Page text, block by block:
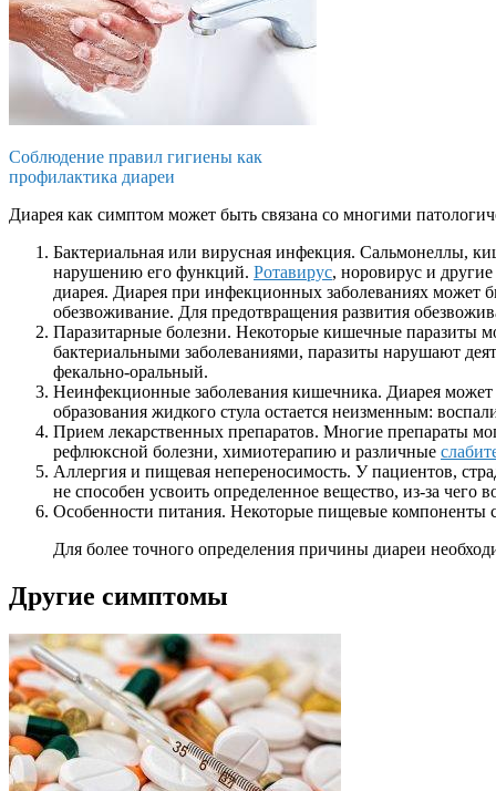
Соблюдение правил гигиены как
профилактика диареи
Диарея как симптом может быть связана со многими
Бактериальная или вирусная инфекция. Сальмонеллы,
нарушению его функций. Ротавирус, норовирус и
диарея. Диарея при инфекционных заболеваниях может
обезвоживание. Для предотвращения развития
Паразитарные болезни. Некоторые кишечные паразиты
бактериальными заболеваниями, паразиты нарушают
фекально-оральный.
Неинфекционные заболевания кишечника. Диарея
образования жидкого стула остается неизменным:
Прием лекарственных препаратов. Многие препараты
рефлюксной болезни, химиотерапию и различные
Аллергия и пищевая непереносимость. У пациентов,
не способен усвоить определенное вещество, из-за чего
Особенности питания. Некоторые пищевые компоненты
Для более точного определения причины диареи
Другие симптомы